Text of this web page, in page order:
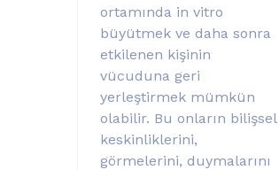
ortamında in vitro
büyütmek ve daha sonra
etkilenen kişinin
vücuduna geri
yerleştirmek mümkün
olabilir. Bu onların bilişsel
keskinliklerini,
görmelerini, duymalarını